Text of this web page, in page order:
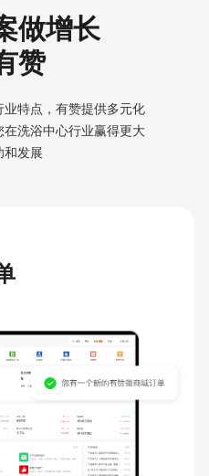
做增长
赞
特点，有赞提供多元化
洗浴中心行业赢得更大
和发展